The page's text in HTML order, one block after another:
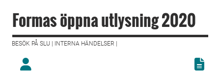
Formas öppna utlysning 2020
BESÖK PÅ SLU | INTERNA HÄNDELSER |